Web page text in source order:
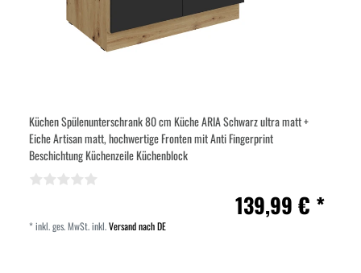
Küchen Spülenunterschrank 80 cm Küche ARIA Schwarz ultra matt +
Eiche Artisan matt, hochwertige Fronten mit Anti Fingerprint
Beschichtung Küchenzeile Küchenblock
139,99 € *
*inkl. ges. MwSt.inkl.Versand nach DE